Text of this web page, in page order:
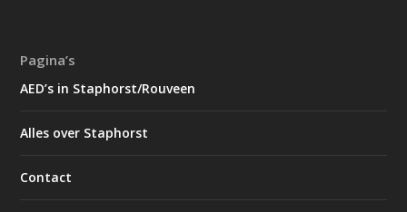
Pagina’s
AED’s in Staphorst/Rouveen
Alles over Staphorst
Contact